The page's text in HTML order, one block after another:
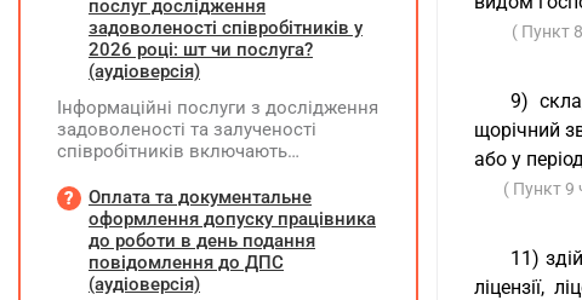
( Пункт
9)
щорічний
або у
( Пункт 9
11)
ліцензії,
послуг дослідження
задоволеності співробітників у
2026 році: шт чи послуга?
(аудіоверсія)
Інформаційні послуги з дослідження
задоволеності та залученості
співробітників включають
повідомлення, проведення
опитування через EngageQ та
електронну пошту, підтримку
учасників і передачу результатів. Яку
одиницю виміру коректніше
Оплата та документальне
оформлення допуску працівника
до роботи в день подання
повідомлення до ДПС
(аудіоверсія)